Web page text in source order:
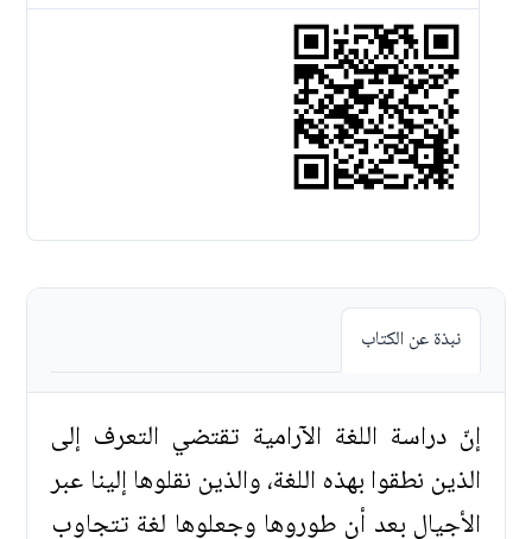
نبذة عن الكتاب
إنّ دراسة اللغة الآرامية تقتضي التعرف إلى
الذين نطقوا بهذه اللغة، والذين نقلوها إلينا عبر
الأجيال بعد أن طوروها وجعلوها لغة تتجاوب